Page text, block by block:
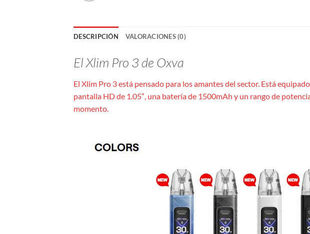
DESCRIPCIÓN VALORACIONES (0)
El Xlim Pro 3 de Oxva
El Xlim Pro 3 está pensado para los amantes del sector. Está
pantalla HD de 1.05″, una batería de 1500mAh y un rango de
momento.